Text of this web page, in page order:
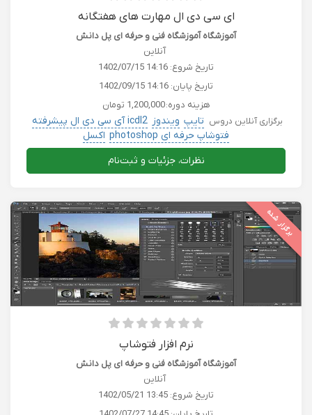
ای سی دی ال مهارت های هفتگانه
آموزشگاه آموزشگاه فنی و حرفه ای پل دانش
آنلاین
تاریخ شروع: 1402/07/15 14:16
تاریخ پایان: 1402/09/15 14:16
هزینه دوره:1,200,000 تومان
برگزاری آنلاین دروس تایپ ویندوز icdl2 آی سی دی ال پیشرفته
فتوشاپ حرفه ای photoshop
اکسل
نظرات، جزئیات و ثبت‌نام
برگزار شده
نرم افزار فتوشاپ
آموزشگاه آموزشگاه فنی و حرفه ای پل دانش
آنلاین
تاریخ شروع: 1402/05/21 13:45